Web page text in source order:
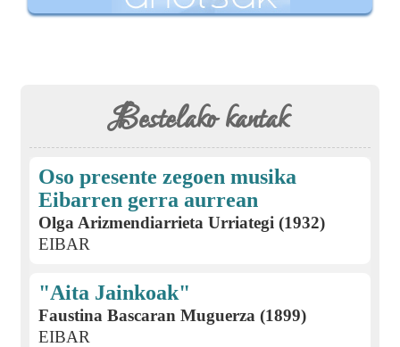
Bestelako kantak
Oso presente zegoen musika
Eibarren gerra aurrean
Olga Arizmendiarrieta Urriategi (1932)
EIBAR
"Aita Jainkoak"
Faustina Bascaran Muguerza (1899)
EIBAR